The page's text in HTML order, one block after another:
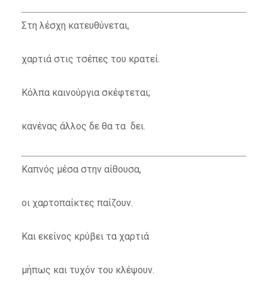
Στη λέσχη κατευθύνεται,
χαρτιά στις τσέπες του κρατεί.
Κόλπα καινούργια σκέφτεται;
κανένας άλλος δε θα τα δει.
Καπνός μέσα στην αίθουσα,
οι χαρτοπαίκτες παίζουν.
Και εκείνος κρύβει τα χαρτιά
μήπως και τυχόν του κλέψουν.